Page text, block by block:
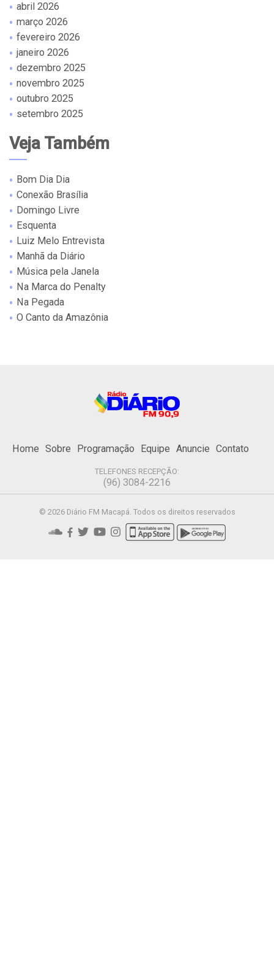
abril 2026
março 2026
fevereiro 2026
janeiro 2026
dezembro 2025
novembro 2025
outubro 2025
setembro 2025
Veja Também
Bom Dia Dia
Conexão Brasília
Domingo Livre
Esquenta
Luiz Melo Entrevista
Manhã da Diário
Música pela Janela
Na Marca do Penalty
Na Pegada
O Canto da Amazônia
Home Sobre Programação Equipe Anuncie Contato
TELEFONES RECEPÇÃO:
(96) 3084-2216
© 2026 Diário FM Macapá. Todos os direitos reservados